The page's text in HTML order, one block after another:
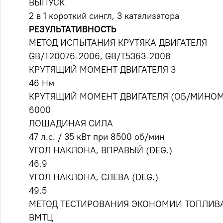
ВЫПУСК
2 в 1 короткий сингл, 3 катализатора
РЕЗУЛЬТАТИВНОСТЬ
МЕТОД ИСПЫТАНИЯ КРУТЯКА ДВИГАТЕЛЯ
GB/T20076-2006, GB/T5363-2008
КРУТЯЩИЙ МОМЕНТ ДВИГАТЕЛЯ 3
46 Нм
КРУТЯЩИЙ МОМЕНТ ДВИГАТЕЛЯ (ОБ/
6000
ЛОШАДИНАЯ СИЛА
47 л.с. / 35 кВт при 8500 об/мин
УГОЛ НАКЛОНА, ВПРАВЫЙ (DEG.)
46,9
УГОЛ НАКЛОНА, СЛЕВА (DEG.)
49,5
МЕТОД ТЕСТИРОВАНИЯ ЭКОНОМИИ
ВМТЦ